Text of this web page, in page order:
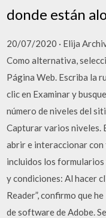
donde están
20/07/2020 · Elija
Como alternativa,
Página Web. Escriba la
clic en Examinar y
número de niveles del
Capturar varios niveles.
abrir e interaccionar con
incluidos los formularios
y condiciones: Al hacer
Reader”, confirmo que
de software de Adobe.